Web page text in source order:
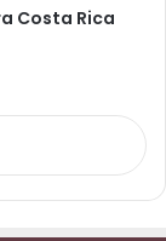
Costa Rica